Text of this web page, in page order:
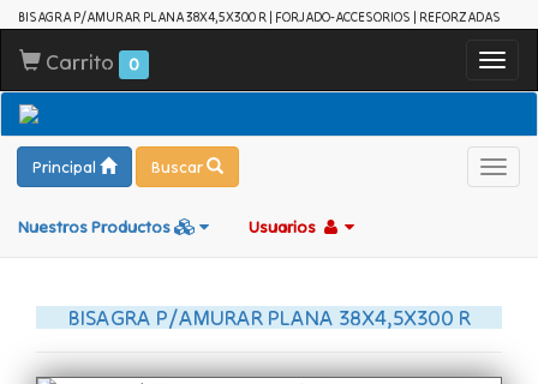
BISAGRA P/AMURAR PLANA 38X4,5X300 R | FORJADO-ACCESORIOS | REFORZADAS
Carrito 0
Principal Buscar
Nuestros Productos Usuarios
BISAGRA P/AMURAR PLANA 38X4,5X300 R